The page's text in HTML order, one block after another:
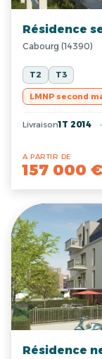
Résidence
Cabourg (14390)
T2 T3
LMNP second
Livraison1T 2014
A PARTIR DE
157 000 €
Résidence